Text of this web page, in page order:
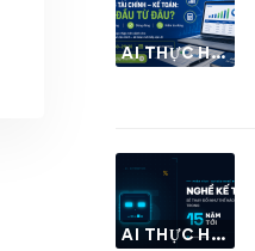
AI THỰC HÀNH
AI THỰC HÀNH